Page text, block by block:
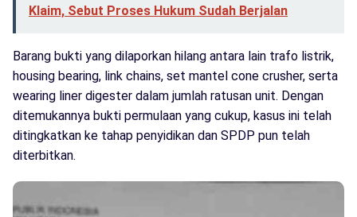
Klaim, Sebut Proses Hukum Sudah Berjalan
Barang bukti yang dilaporkan hilang antara lain trafo listrik,
housing bearing, link chains, set mantel cone crusher, serta
wearing liner digester dalam jumlah ratusan unit. Dengan
ditemukannya bukti permulaan yang cukup, kasus ini telah
ditingkatkan ke tahap penyidikan dan SPDP pun telah
diterbitkan.